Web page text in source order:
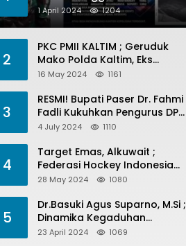
Habisi Oknum TNI AL
1 April 2024 1204
2
PKC PMII KALTIM ; Geruduk
Mako Polda Kaltim, Eks
Lubang Tambang Banyak
16 May 2024 1161
3
RESMI! Bupati Paser Dr. Fahmi
Fadli Kukuhkan Pengurus DPP
LAP 2024-2029
4 July 2024 1110
4
Target Emas, Alkuwait ;
Federasi Hockey Indonesia
Kota Balikpapan Siap Menjadi
28 May 2024 1080
5
Dr.Basuki Agus Suparno, M.Si ;
Dinamika Kegaduhan
Komunikasi Politik Jelang
23 April 2024 1069